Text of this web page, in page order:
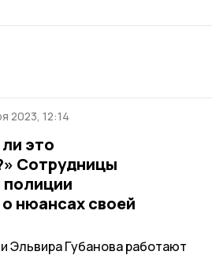
2023, 12:14
это
Сотрудницы
полиции
нюансах своей
Эльвира Губанова работают